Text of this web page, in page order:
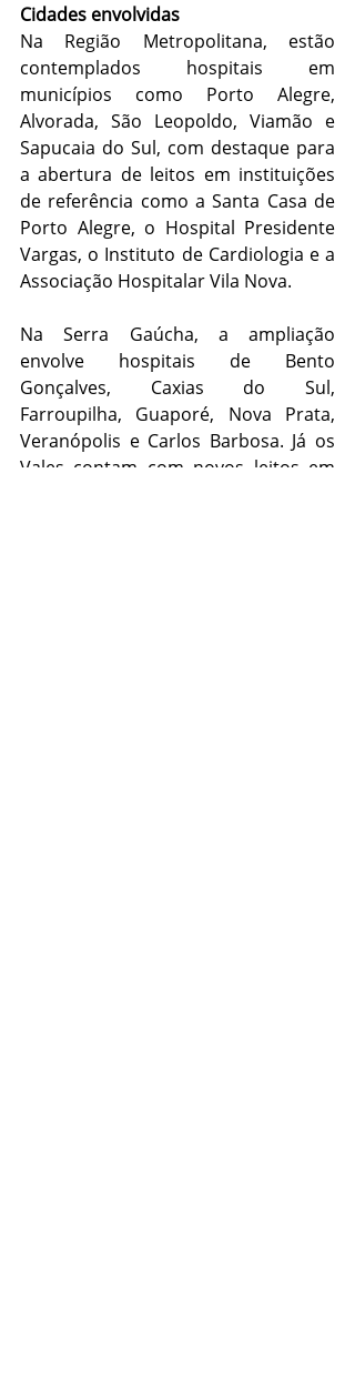
Cidades envolvidas
Na Região Metropolitana, estão
contemplados hospitais em
municípios como Porto Alegre,
Alvorada, São Leopoldo, Viamão e
Sapucaia do Sul, com destaque para
a abertura de leitos em instituições
de referência como a Santa Casa de
Porto Alegre, o Hospital Presidente
Vargas, o Instituto de Cardiologia e a
Associação Hospitalar Vila Nova.
Na Serra Gaúcha, a ampliação
envolve hospitais de Bento
Gonçalves, Caxias do Sul,
Farroupilha, Guaporé, Nova Prata,
Veranópolis e Carlos Barbosa. Já os
Vales contam com novos leitos em